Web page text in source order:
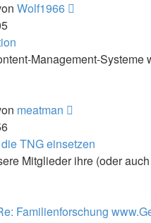
Wolf1966
Management-
meatman
TNG einsetzen
Mitglieder ihre (oder
Familienforschung